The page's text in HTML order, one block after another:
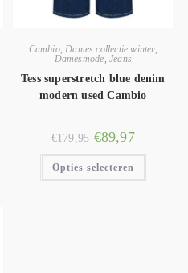
Cambio, Dames collectie winter,
Damesmode Jeans
Tess superstretch blue denim
modern used Cambio
€179,95 €89,97
Opties selecteren